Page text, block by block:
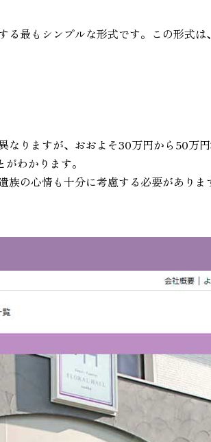
最もシンプルな形式です。この形式
なりますが、おおよそ30万円から50万
わかります。
の心情も十分に考慮する必要がありま